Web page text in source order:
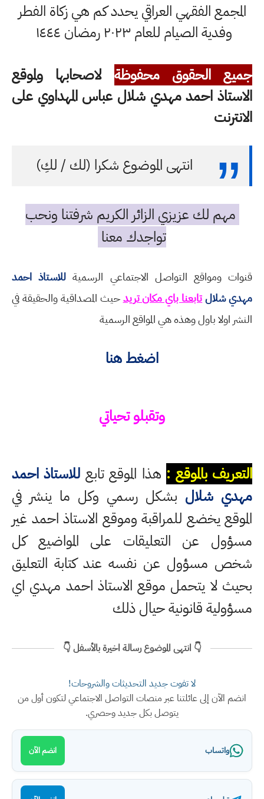
المجمع الفقهي العراقي يحدد كم هي زكاة الفطر
وفدية الصيام للعام ٢٠٢٣ رمضان ١٤٤٤
جميع الحقوق محفوظة لاصحابها ولموقع
الاستاذ احمد مهدي شلال عباس المهداوي على
الانترنت
انتهى الموضوع شكرا (لك / لكِ)
مهم لك عزيزي الزائر الكريم شرفتنا ونحب
تواجدك معنا
قنوات ومواقع التواصل الاجتماعي الرسمية للاستاذ احمد
مهدي شلالتابعنا باي مكان تريدحيث المصداقية والحقيقة في
النشر اولا باول وهذه هي المواقع الرسمية
اضغط هنا
وتقبلو تحياتي
التعريف بالموقع : هذا الموقع تابع للاستاذ احمد
مهدي شلال بشكل رسمي وكل ما ينشر في
الموقع يخضع للمراقبة وموقع الاستاذ احمد غير
مسؤول عن التعليقات على المواضيع كل
شخص مسؤول عن نفسه عند كتابة التعليق
بحيث لا يتحمل موقع الاستاذ احمد مهدي اي
مسؤولية قانونية حيال ذلك
👇 انتهى الموضوع رسالة اخيرة بالأسفل 👇
لا تفوت جديد التحديثات والشروحات!
انضم الآن إلى عائلتنا عبر منصات التواصل الاجتماعي لتكون أول من
يتوصل بكل جديد وحصري.
واتساب انضم الآن